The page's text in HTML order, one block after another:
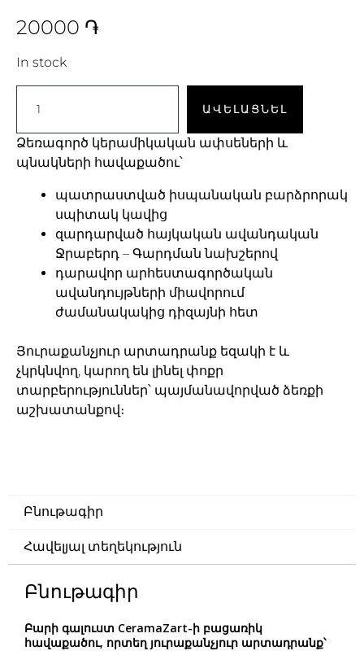
20000 ֏
In stock
ԱՎԵԼԱՑՆԵԼ
Ձեռագործ կերամիկական ափսեների և
պնակների հավաքածու՝
պատրաստված իսպանական բարձրորակ
սպիտակ կավից
զարդարված հայկական ավանդական
Ջրաբերդ – Գարդման նախշերով
դարավոր արհեստագործական
ավանդույթների միավորում
ժամանակակից դիզայնի հետ
Յուրաքանչյուր արտադրանք եզակի է և
չկրկնվող, կարող են լինել փոքր
տարբերություններ՝ պայմանավորված ձեռքի
աշխատանքով։
Բնութագիր
Հավելյալ տեղեկություն
Բնութագիր
Բարի գալուստ CeramaZart-ի բացառիկ
հավաքածու, որտեղ յուրաքանչյուր արտադրանք՝